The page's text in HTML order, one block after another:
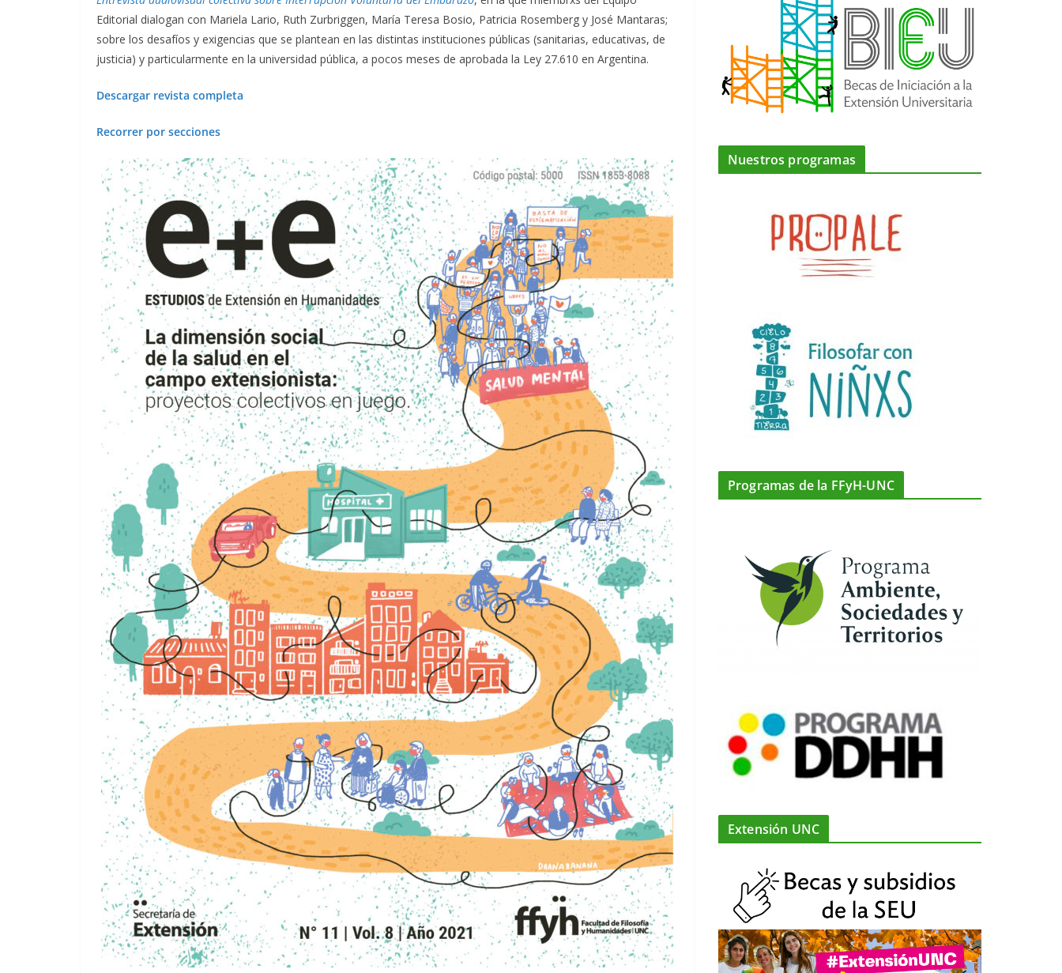
Editorial dialogan con Mariela Lario, Ruth Zurbriggen, María Teresa Bosio, Patricia Rosemberg y José Mantaras;
sobre los desafíos y exigencias que se plantean en las distintas instituciones públicas (sanitarias, educativas, de
justicia) y particularmente en la universidad pública, a pocos meses de aprobada la Ley 27.610 en Argentina.
Descargar revista completa
Recorrer por secciones
Nuestros programas
Programas de la FFyH-UNC
Extensión UNC